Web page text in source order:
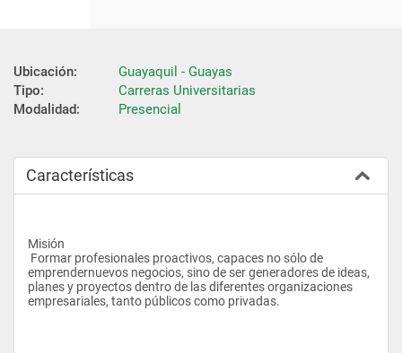
Ubicación:
Guayaquil - Guayas
Tipo:
Carreras Universitarias
Modalidad:
Presencial
Características
Misión
emprendernuevos negocios, sino de ser generadores de ideas,
planes y proyectos dentro de las diferentes organizaciones
empresariales, tanto públicos como privadas.